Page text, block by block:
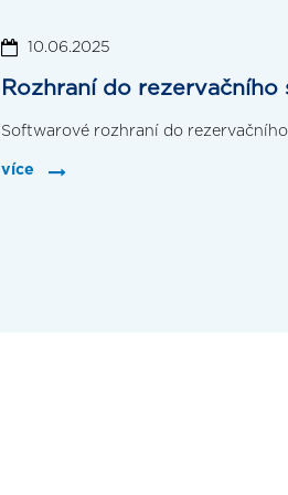
10.06.2025
Rozhraní do rezervačního
Softwarové rozhraní do
více